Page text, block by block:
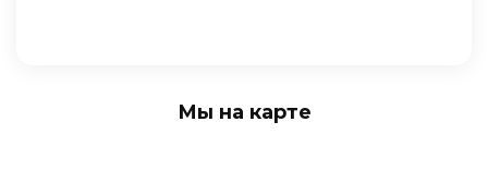
Мы на карте